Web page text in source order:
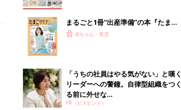
まるごと1冊“出産準備”の本『たまご
クラブ 夏号』〈スペシャル大特集〉
赤ちゃん・育児
「うちの社員はやる気がない」と嘆く
リーダーへの警鐘。自律型組織をつく
る前に外せな...
PR（ビズヒント）